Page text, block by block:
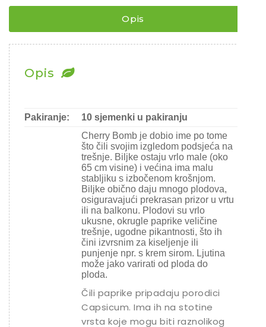
Opis
Opis
Pakiranje: 10 sjemenki u pakiranju
Cherry Bomb je dobio ime po tome
što čili svojim izgledom podsjeća na
trešnje. Biljke ostaju vrlo male (oko
65 cm visine) i većina ima malu
stabljiku s izbočenom krošnjom.
Biljke obično daju mnogo plodova,
osiguravajući prekrasan prizor u vrtu
ili na balkonu. Plodovi su vrlo
ukusne, okrugle paprike veličine
trešnje, ugodne pikantnosti, što ih
čini izvrsnim za kiseljenje ili
punjenje npr. s krem ​​sirom. Ljutina
može jako varirati od ploda do
ploda.
Čili paprike pripadaju porodici
Capsicum. Ima ih na stotine
vrsta koje mogu biti raznolikog